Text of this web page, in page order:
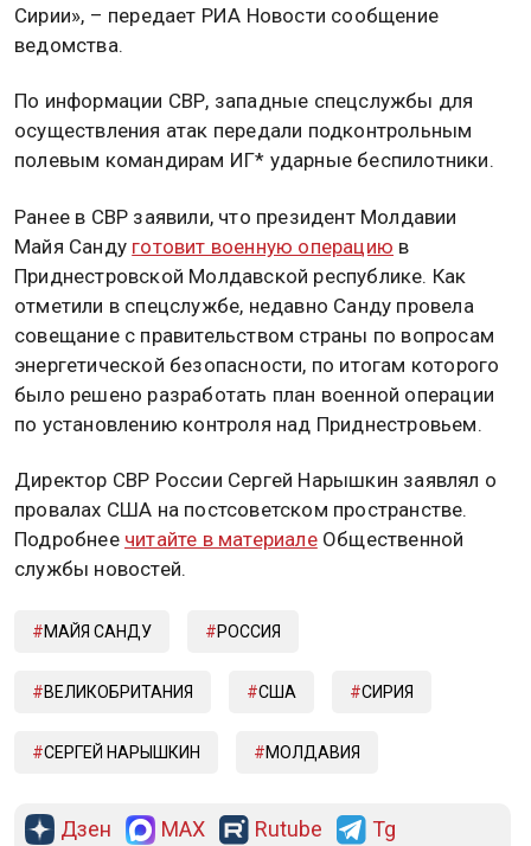
Сирии», – передает РИА Новости сообщение
ведомства.
По информации СВР, западные спецслужбы для
осуществления атак передали подконтрольным
полевым командирам ИГ* ударные беспилотники.
Ранее в СВР заявили, что президент Молдавии
Майя Санду готовит военную операцию в
Приднестровской Молдавской республике. Как
отметили в спецслужбе, недавно Санду провела
совещание с правительством страны по вопросам
энергетической безопасности, по итогам которого
было решено разработать план военной операции
по установлению контроля над Приднестровьем.
Директор СВР России Сергей Нарышкин заявлял о
провалах США на постсоветском пространстве.
Подробнее читайте в материалеОбщественной
службы новостей.
МАЙЯ САНДУ РОССИЯ
ВЕЛИКОБРИТАНИЯ США СИРИЯ
СЕРГЕЙ НАРЫШКИН МОЛДАВИЯ
Дзен MAX Rutube Tg